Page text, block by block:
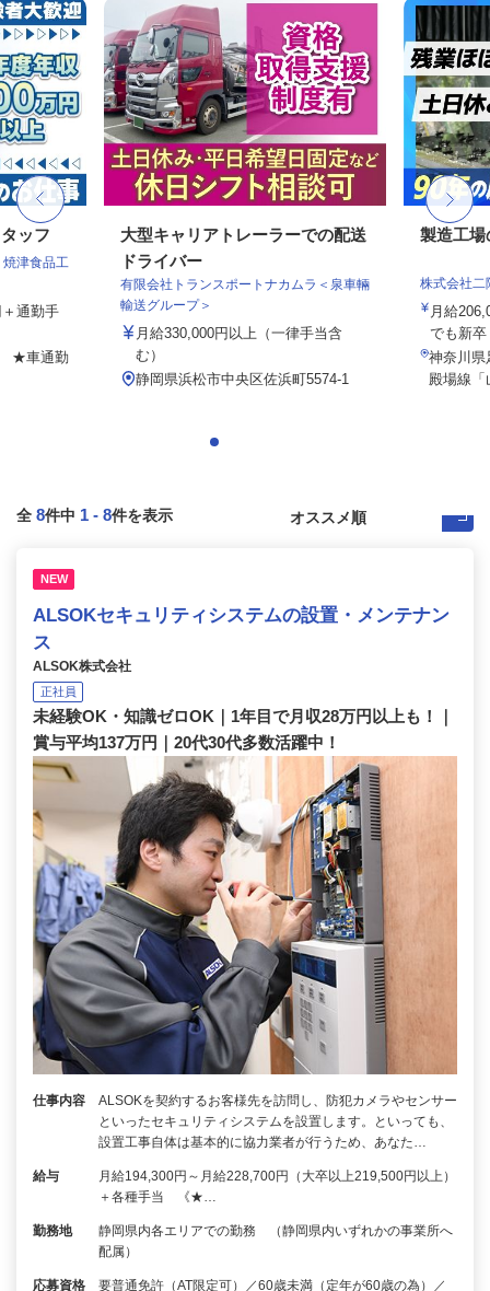
ッフ
津食品工
通勤手
★車通勤
大型キャリアトレーラーでの配送
ドライバー
有限会社トランスポートナカムラ＜泉車輛
輸送グループ＞
月給330,000円以上（一律手当含
む）
静岡県浜松市中央区佐浜町5574-1
製造工場
株式会社二
月給
でも新
神奈川県
殿場線
全 8件中 1 - 8件を表示
NEW
ALSOKセキュリティシステムの設置・メンテナン
ス
ALSOK株式会社
正社員
未経験OK・知識ゼロOK｜1年目で月収28万円以上も！｜
賞与平均137万円｜20代30代多数活躍中！
仕事内容
ALSOKを契約するお客様先を訪問し、防犯カメラやセンサー
といったセキュリティシステムを設置します。といっても、
設置工事自体は基本的に協力業者が行うため、あなた…
給与
月給194,300円～月給228,700円（大卒以上219,500円以上）
＋各種手当 《★…
勤務地
静岡県内各エリアでの勤務 （静岡県内いずれかの事業所へ
配属）
応募資格
要普通免許（AT限定可）／60歳未満（定年が60歳の為）／